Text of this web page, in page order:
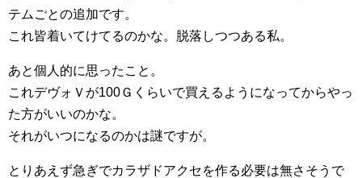
テムごとの追加です。
これ皆着いてけてるのかな。脱落しつつある私。
あと個人的に思ったこと。
これデヴォＶが100Ｇくらいで買えるようになってからやっ
た方がいいのかな。
それがいつになるのかは謎ですが。
とりあえず急ぎでカラザドアクセを作る必要は無さそうで